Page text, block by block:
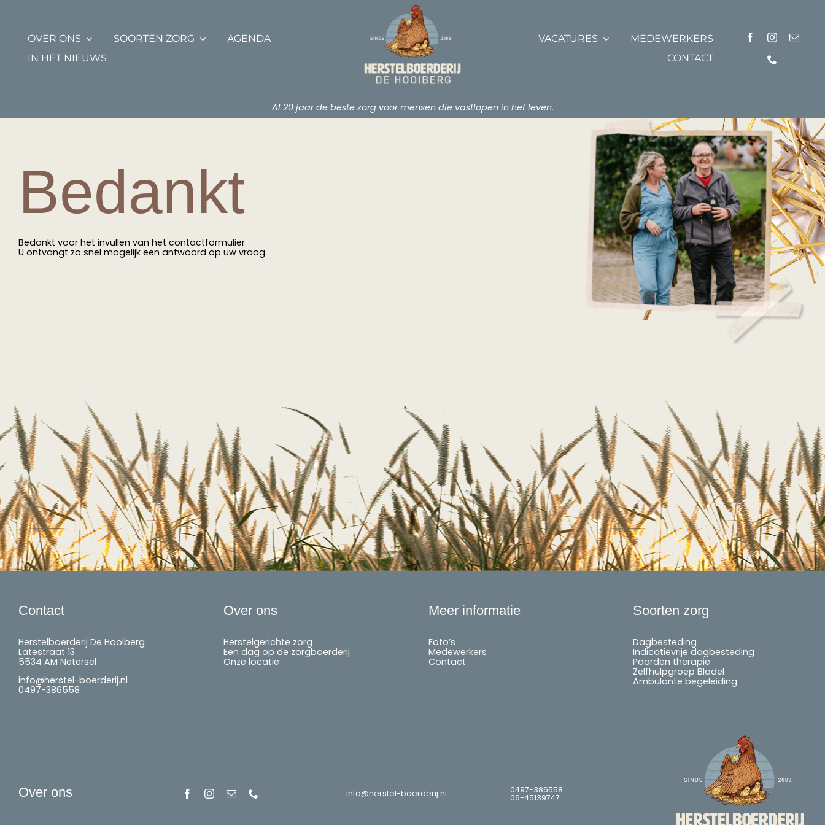
OVER ONS SOORTEN ZORG
AGENDA
IN HET NIEUWS
VACATURES
MEDEWERKERS
CONTACT
Al 20 jaar de beste zorg voor mensen die vastlopen in het leven.
Bedankt
Bedankt voor het invullen van het contactformulier.
U ontvangt zo snel mogelijk een antwoord op uw vraag.
Contact
Herstelboerderij De Hooiberg
Latestraat 13
5534 AM Netersel
info@herstel-boerderij.nl
0497-386558
Over ons
Herstelgerichte zorg
Een dag op de zorgboerderij
Onze locatie
Meer informatie
Foto’s
Medewerkers
Contact
Soorten zorg
Dagbesteding
Indicatievrije dagbesteding
Paarden therapie
Zelfhulpgroep Bladel
Ambulante begeleiding
Over ons info@herstel-boerderij.nl 0497-386558
06-45139747